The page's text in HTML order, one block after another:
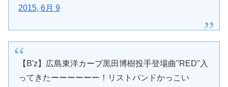
2015, 6月 9
【B'z】広島東洋カープ黒田博樹投手登場曲"RED"入
ってきたーーーーーー！リストバンドかっこい